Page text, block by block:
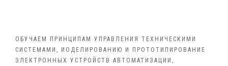
ОБУЧАЕМ ПРИНЦИПАМ УПРАВЛЕНИЯ ТЕХНИЧЕСКИМИ
СИСТЕМАМИ, ИОДЕЛИРОВАНИЮ И ПРОТОТИПИРОВАНИЕ
ЭЛЕКТРОННЫХ УСТРОЙСТВ АВТОМАТИЗАЦИИ,